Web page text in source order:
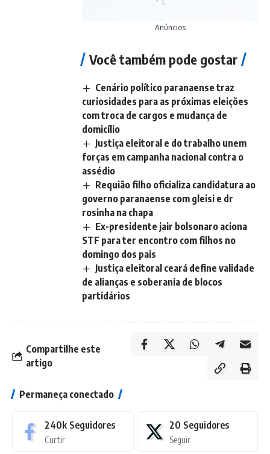
Anúncios
Você também pode gostar
Cenário político paranaense traz
curiosidades para as próximas eleições
com troca de cargos e mudança de
domicílio
Justiça eleitoral e do trabalho unem
forças em campanha nacional contra o
assédio
Requião filho oficializa candidatura ao
governo paranaense com gleisi e dr
rosinha na chapa
Ex-presidente jair bolsonaro aciona
STF para ter encontro com filhos no
domingo dos pais
Justiça eleitoral ceará define validade
de alianças e soberania de blocos
partidários
Compartilhe este
artigo
Permaneça conectado
240k Seguidores
Curtir
20 Seguidores
Seguir